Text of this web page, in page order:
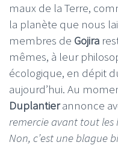
maux de la Terre,
la planète que nous
membres de Gojira
mêmes, à leur
écologique, en dépit
aujourd’hui. Au
Duplantierannonce
remercie avant tout
Non, c’est une blague